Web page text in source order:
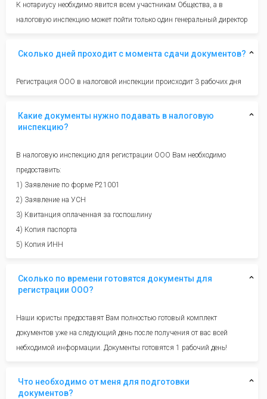
К нотариусу необхдимо явится всем участникам Общества, а в
налоговую инспекцию может пойти только один генеральный директор
Сколько дней проходит с момента сдачи документов?
Регистрация ООО в налоговой инспекции происходит 3 рабочих дня
Какие документы нужно подавать в налоговую
инспекцию?
В налоговую инспекцию для регистрации ООО Вам необходимо
предоставить:
1) Заявление по форме Р21001
2) Заявление на УСН
3) Квитанция оплаченная за госпошлину
4) Копия паспорта
5) Копия ИНН
Сколько по времени готовятся документы для
регистрации ООО?
Наши юристы предоставят Вам полностью готовый комплект
документов уже на следующий день после получения от вас всей
небходимой информации. Документы готовятся 1 рабочий день!
Что необходимо от меня для подготовки
документов?